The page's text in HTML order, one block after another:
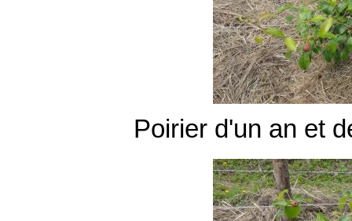
Poirier d'un an et